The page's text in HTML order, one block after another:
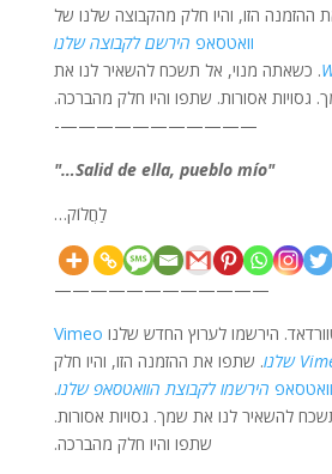
ההזמנה הזו, והיו חלק מהקבוצה שלנו של
וואטסאפ הירשם לקבוצה שלנו
. כשאתה מנוי, אל תשכח להשאיר לנו את
גסויות אסורות. שתפו והיו חלק מהברכה.
———————————-
"Salid de ella, pueblo mío…"
לַחֲלוֹק…
————————————
הירשמו לערוץ החדש שלנו Vimeo
. שתפו את ההזמנה הזו, והיו חלק
וואטסאפ הירשמו לקבוצת הוואטסאפ שלנו.
להשאיר לנו את שמך. גסויות אסורות.
שתפו והיו חלק מהברכה.